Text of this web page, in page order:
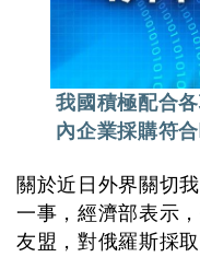
我國積極配合
內企業採購符
關於近日外界關切
一事，經濟部表示
友盟，對俄羅斯採